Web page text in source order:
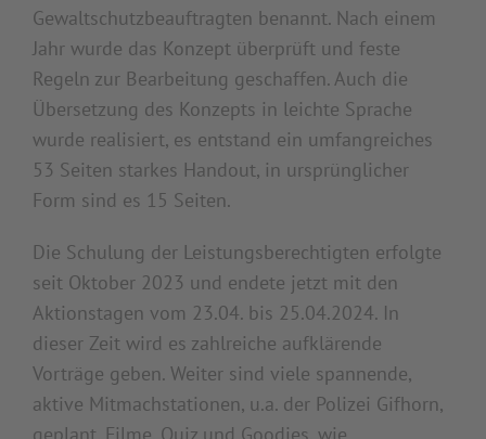
Gewaltschutzbeauftragten benannt. Nach einem
Jahr wurde das Konzept überprüft und feste
Regeln zur Bearbeitung geschaffen. Auch die
Übersetzung des Konzepts in leichte Sprache
wurde realisiert, es entstand ein umfangreiches
53 Seiten starkes Handout, in ursprünglicher
Form sind es 15 Seiten.
Die Schulung der Leistungsberechtigten erfolgte
seit Oktober 2023 und endete jetzt mit den
Aktionstagen vom 23.04. bis 25.04.2024. In
dieser Zeit wird es zahlreiche aufklärende
Vorträge geben. Weiter sind viele spannende,
aktive Mitmachstationen, u.a. der Polizei Gifhorn,